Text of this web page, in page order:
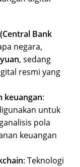
Bank
negara,
, sedang
resmi yang
keuangan:
untuk
pola
keuangan
: Teknologi